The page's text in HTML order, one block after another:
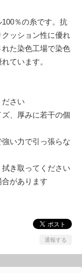
％の糸です。抗
ッション性に優れ
た染色工場で染色
ています。
ださい
、厚みに若干の個
い力で引っ張らな
き取ってください
合があります
通報する